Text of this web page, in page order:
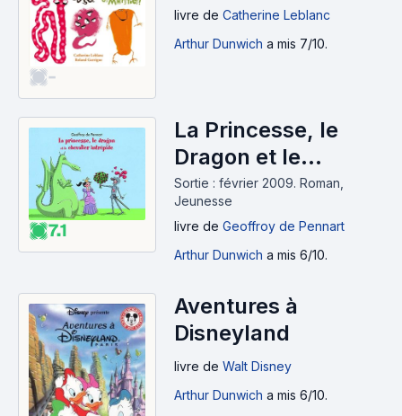
-
livre de Catherine Leblanc
Arthur Dunwich a mis 7/10.
7.1
La Princesse, le
Dragon et le
chevalier intrépide
(2009)
Sortie : février 2009. Roman,
Jeunesse
livre de Geoffroy de Pennart
Arthur Dunwich a mis 6/10.
Aventures à
Disneyland
livre de Walt Disney
Arthur Dunwich a mis 6/10.